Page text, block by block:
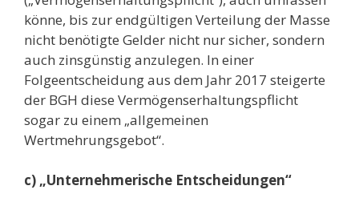
könne, bis zur endgültigen Verteilung der Masse
nicht benötigte Gelder nicht nur sicher, sondern
auch zinsgünstig anzulegen. In einer
Folgeentscheidung aus dem Jahr 2017 steigerte
der BGH diese Vermögenserhaltungspflicht
sogar zu einem „allgemeinen
Wertmehrungsgebot“.
c) „Unternehmerische Entscheidungen“